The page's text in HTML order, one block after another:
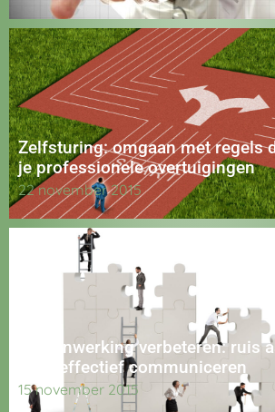
Zelfsturing: omgaan met regels
je professionele overtuigingen
22 november 2015
Samenwerking verbeteren: ruis
door effectief communiceren
15 november 2015